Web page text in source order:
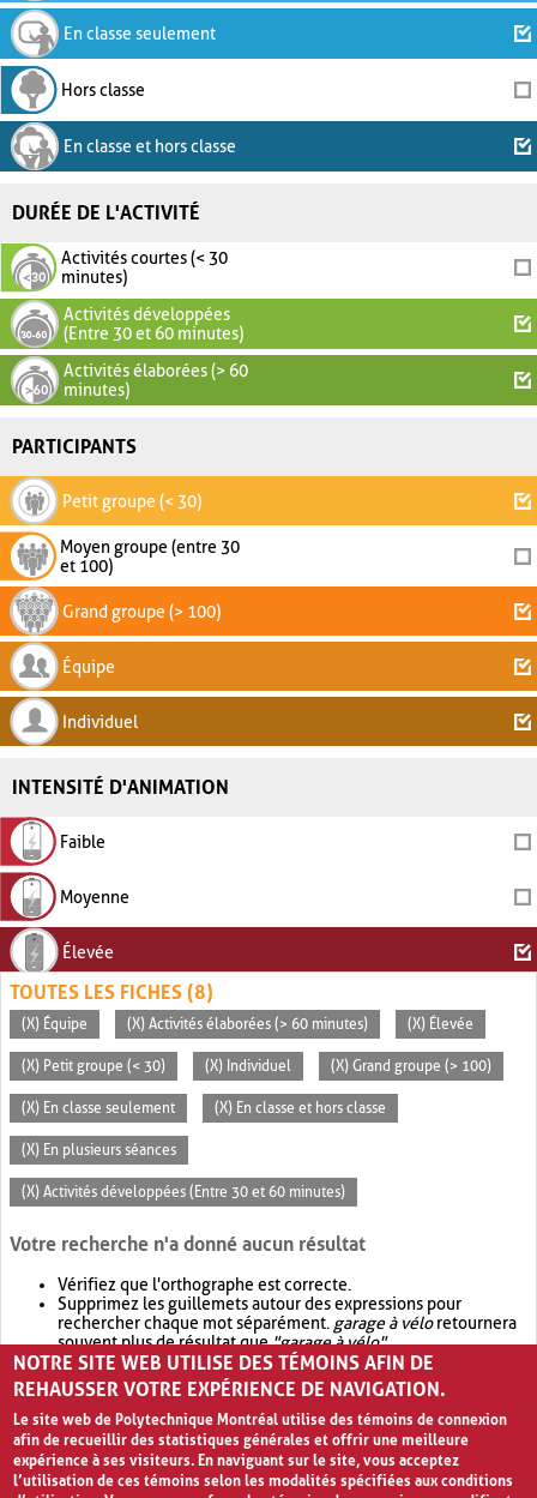
En classe seulement
Hors classe
En classe et hors classe
DURÉE DE L'ACTIVITÉ
Activités courtes (< 30
minutes)
Activités développées
(Entre 30 et 60 minutes)
Activités élaborées (> 60
minutes)
PARTICIPANTS
Petit groupe (< 30)
Moyen groupe (entre 30
et 100)
Grand groupe (> 100)
Équipe
Individuel
INTENSITÉ D'ANIMATION
Faible
Moyenne
Élevée
TOUTES LES FICHES (8)
(X) Équipe (X) Activités élaborées (> 60 minutes) (X) Élevée
(X) Petit groupe (< 30) (X) Individuel (X) Grand groupe (> 100)
(X) En classe seulement (X) En classe et hors classe
(X) En plusieurs séances
(X) Activités développées (Entre 30 et 60 minutes)
Votre recherche n'a donné aucun résultat
Vérifiez que l'orthographe est correcte.
Supprimez les guillemets autour des expressions pour
rechercher chaque mot séparément. garage à véloretournera
souvent plus de résultat que"garage à vélo".
Envisagez d'élargir votre recherche avec OR.garage OR vélo
retournera souvent plus de résultat quegarage à vélo
NOTRE SITE WEB UTILISE DES TÉMOINS AFIN DE
REHAUSSER VOTRE EXPÉRIENCE DE NAVIGATION.
Le site web de Polytechnique Montréal utilise des témoins de connexion
afin de recueillir des statistiques générales et offrir une meilleure
expérience à ses visiteurs. En naviguant sur le site, vous acceptez
l’utilisation de ces témoins selon les modalités spécifiées aux conditions